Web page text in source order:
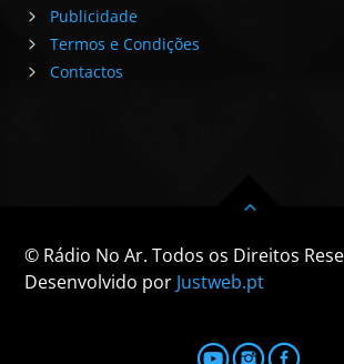
Publicidade
Termos e Condições
Contactos
© Rádio No Ar. Todos os Direitos
Desenvolvido por Justweb.pt